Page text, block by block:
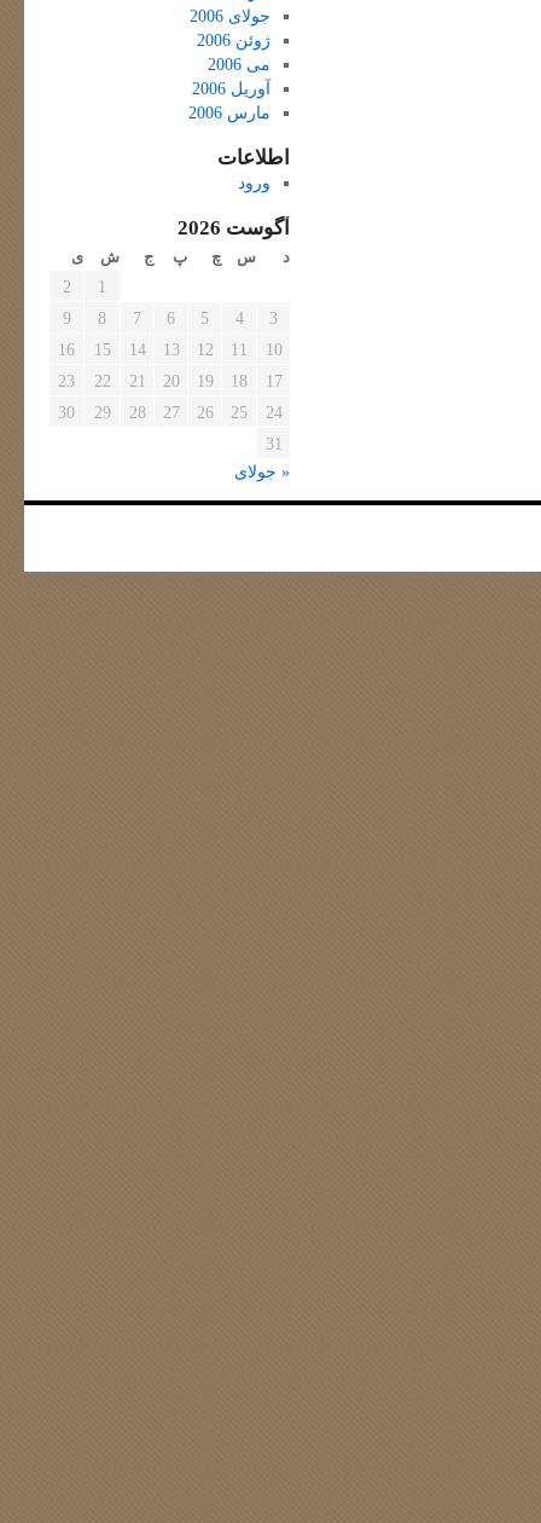
جولای 2006
ژوئن 2006
می 2006
آوریل 2006
مارس 2006
اطلاعات
ورود
آگوست 2026
د س چ پ ج ش ی
1
2
3
4
5
6
7
8
9
10
11
12
13
14
15
16
17
18
19
20
21
22
23
24
25
26
27
28
29
30
31
« جولای